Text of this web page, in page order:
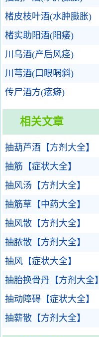
楮皮枝叶酒(水肿臌胀)
楮实助阳酒(阳痿)
川乌酒(产后风痉)
川芎酒(口眼㖞斜)
传尸酒方(痃癖)
相关文章
抽葫芦酒【方剂大全】
抽筋【症状大全】
抽风汤【方剂大全】
抽筋草【中药大全】
抽风散【方剂大全】
抽脓散【方剂大全】
抽风【症状大全】
抽胎换骨丹【方剂大全】
抽动障碍【症状大全】
抽薪散【方剂大全】